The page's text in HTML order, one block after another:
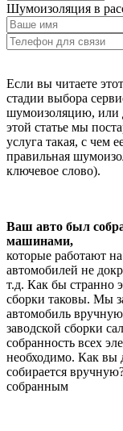
Шумоизоляция в
Если вы читаете
стадии выбора
шумоизоляцию, или
этой статье мы
услуга такая, с чем
правильная
ключевое слово).
Ваш авто был
машинами,
которые работают
автомобилей не
т.д. Как бы странно
сборки таковы. Мы
автомобиль
заводской сборки
собранность всех
необходимо. Как вы
собирается
собранным